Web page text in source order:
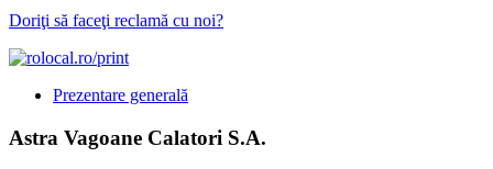
Doriţi să faceţi reclamă cu noi?
Prezentare generală
Astra Vagoane Calatori S.A.